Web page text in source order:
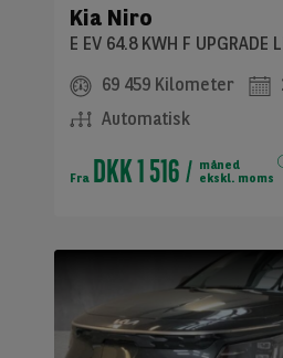
Kia Niro
E EV 64.8 KWH F UPGRADE
69 459 Kilometer
Automatisk
FraDKK 1 516
måned
ekskl. moms